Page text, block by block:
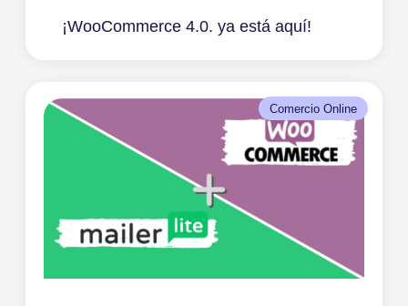
¡WooCommerce 4.0. ya está aquí!
Comercio Online